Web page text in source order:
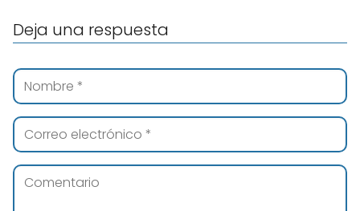
Deja una respuesta